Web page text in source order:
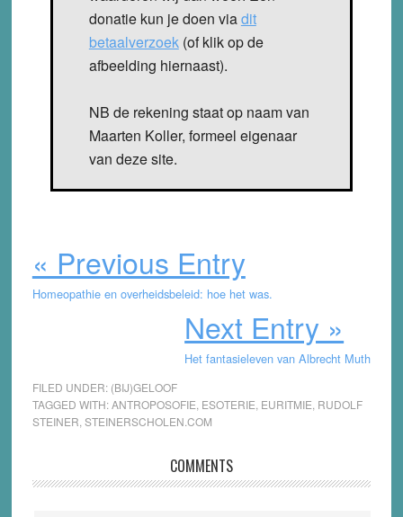
donatie kun je doen viadit
betaalverzoek(of klik op de
afbeelding hiernaast).
NB de rekening staat op naam van
Maarten Koller, formeel eigenaar
van deze site.
« Previous Entry
Homeopathie en overheidsbeleid: hoe het was.
Next Entry »
Het fantasieleven van Albrecht Muth
FILED UNDER: (BIJ)GELOOF
TAGGED WITH:ANTROPOSOFIE ESOTERIE EURITMIE RUDOLF
STEINER STEINERSCHOLEN.COM
Interactions
COMMENTS